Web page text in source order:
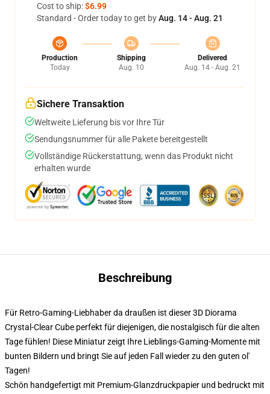
Cost to ship:$6.99
Standard - Order today to get byAug. 14 - Aug. 21
Production
Today
Shipping
Aug. 10
Delivered
Aug. 14 - Aug. 21
Sichere Transaktion
Weltweite Lieferung bis vor Ihre Tür
Sendungsnummer für alle Pakete bereitgestellt
Vollständige Rückerstattung, wenn das Produkt nicht
erhalten wurde
Beschreibung
Für Retro-Gaming-Liebhaber da draußen ist dieser 3D Diorama
Crystal-Clear Cube perfekt für diejenigen, die nostalgisch für die alten
Tage fühlen! Diese Miniatur zeigt Ihre Lieblings-Gaming-Momente mit
bunten Bildern und bringt Sie auf jeden Fall wieder zu den guten ol'
Tagen!
Schön handgefertigt mit Premium-Glanzdruckpapier und bedruckt mit